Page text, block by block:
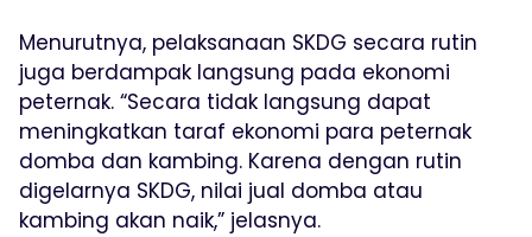
Menurutnya, pelaksanaan SKDG secara rutin
juga berdampak langsung pada ekonomi
peternak. “Secara tidak langsung dapat
meningkatkan taraf ekonomi para peternak
domba dan kambing. Karena dengan rutin
digelarnya SKDG, nilai jual domba atau
kambing akan naik,” jelasnya.